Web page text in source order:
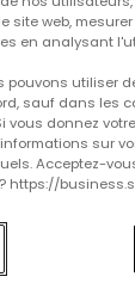
site web,
en analysant
pouvons utiliser
sauf dans les
vous donnez
sur
Acceptez-
https://